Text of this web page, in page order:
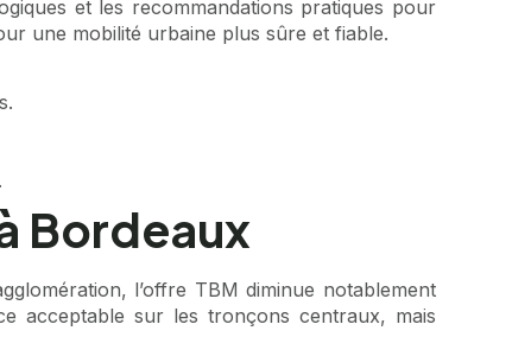
et les recommandations pratiques pour
une mobilité urbaine plus sûre et fiable.
Bordeaux
l’offre TBM diminue notablement
acceptable sur les tronçons centraux, mais